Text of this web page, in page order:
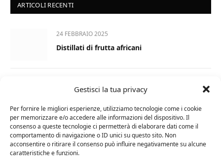
Gestisci la tua privacy
Per fornire le migliori esperienze, utilizziamo tecnologie come i cookie
per memorizzare e/o accedere alle informazioni del dispositivo. Il
consenso a queste tecnologie ci permetterà di elaborare dati come il
comportamento di navigazione o ID unici su questo sito. Non
acconsentire o ritirare il consenso può influire negativamente su alcune
caratteristiche e funzioni.
ARTICOLI RECENTI
24 FEBBRAIO 2025
Distillati di frutta africani
La Champagnerie: vini, bollicine, champagne,
distillati e food online
1 APRILE 2024
Differenza tra brandy e cognac: tutte le
curiosità